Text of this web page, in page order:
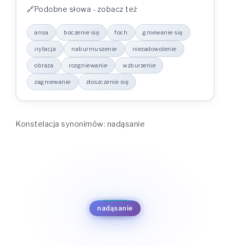
Podobne słowa - zobacz też
ansa boczenie się foch gniewanie się
irytacja naburmuszenie niezadowolenie
obraza rozgniewanie wzburzenie
zagniewanie złoszczenie się
Konstelacja synonimów: nadąsanie
nadąsanie
ansa
boczenie się
foch
gniewanie się
irytacja
naburmuszenie
niezadowolenie
obraza
rozgniewanie
wzburzenie
zagniewanie
złoszczenie się